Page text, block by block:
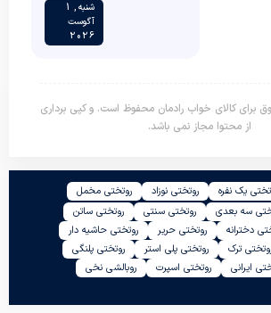
شنبه , 1
آگوست
2026
برای کالای خواب رادمان محفوظ است. و کپی برداری
از محتوا مجاز نمی باشد.
یک نفره روتختی نوزاد
روتختی مخمل
سه بعدی روتختی سنتی
روتختی ساتن
دخترانه روتختی حریر
روتختی حاشیه دار
ترک روتختی پلی استر
روتختی پلنگی
ایرانی روتختی اسپرت
روبالشی نخی